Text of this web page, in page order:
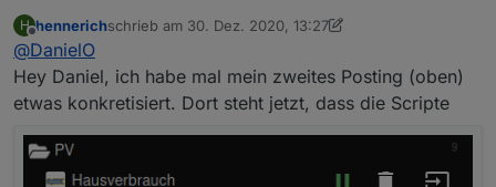
:) Hab mitbekommen, dass das nicht so einfach zu
importieren geht.
H
Offline
hennerichschrieb am 30. Dez. 2020, 13:27
zuletzt editiert von hennerich
@DanielO
Hey Daniel, ich habe mal mein zweites Posting (oben)
etwas konkretisiert. Dort steht jetzt, dass die Scripte